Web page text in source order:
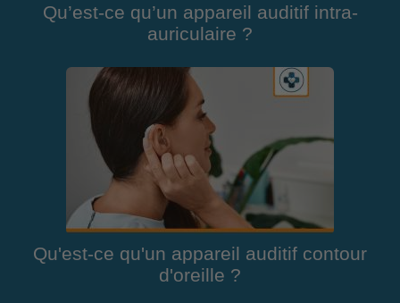
Qu’est-ce qu’un appareil auditif intra-
auriculaire ?
Qu'est-ce qu'un appareil auditif contour
d'oreille ?